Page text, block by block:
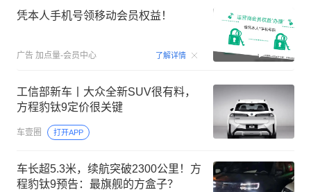
凭本人手机号领移动会员权益！
广告 加点量-会员中心 了解详情 00:15
工信部新车丨大众全新SUV很有料，
方程豹钛9定价很关键
车壹圈 打开APP
车长超5.3米，续航突破2300公里！方
程豹钛9预告：最旗舰的方盒子？